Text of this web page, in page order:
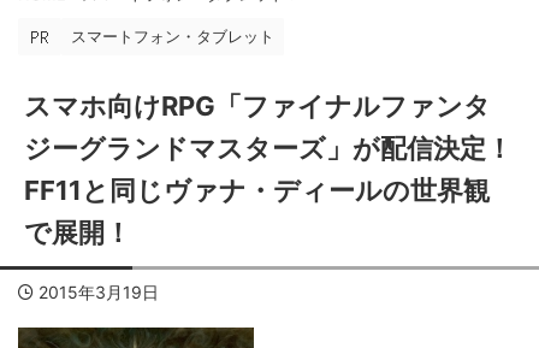
スマートフォン・タブレット
スマホ向けRPG「ファイナルファンタ
ジーグランドマスターズ」が配信決定！
FF11と同じヴァナ・ディールの世界観
で展開！
2015年3月19日